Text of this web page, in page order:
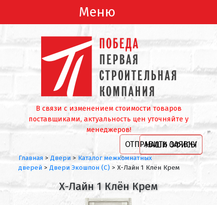
Меню
В связи с изменением стоимости товаров
поставщиками, актуальность цен уточняйте у
менеджеров!
ОТПРАВИТЬ ЗАЯВКУ
НАШИ ОФИСЫ
Главная > Двери > Каталог межкомнатных
дверей > Двери Экошпон (С) > Х-Лайн 1 Клён Крем
Х-Лайн 1 Клён Крем